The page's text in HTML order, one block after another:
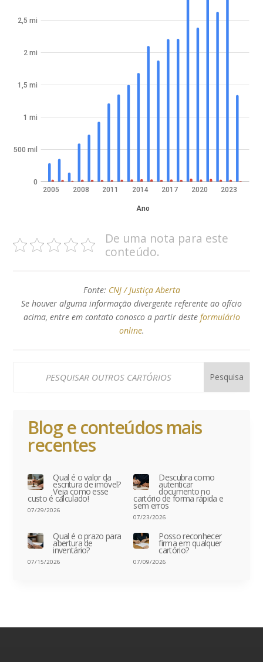
2005 2008 2011 2014 2017 2020 2023
Ano
0
500 mil
1 mi
1,5 mi
2 mi
2,5 mi
De uma nota para este
conteúdo.
Fonte: CNJ / Justiça Aberta
Se houver alguma informação divergente referente ao ofício
acima, entre em contato conosco a partir deste formulário
online.
Blog e conteúdos mais
recentes
Qual é o valor da
escritura de imóvel?
Veja como esse
custo é calculado!
07/29/2026
Descubra como
autenticar
documento no
cartório de forma rápida e
sem erros
07/23/2026
Qual é o prazo para
abertura de
inventário?
07/15/2026
Posso reconhecer
firma em qualquer
cartório?
07/09/2026